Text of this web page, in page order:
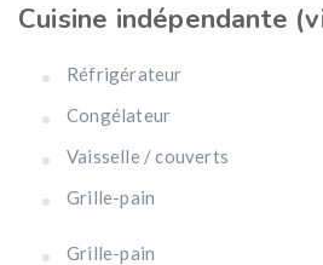
Cuisine indépendante
Réfrigérateur
Congélateur
Vaisselle / couverts
Grille-pain
Grille-pain